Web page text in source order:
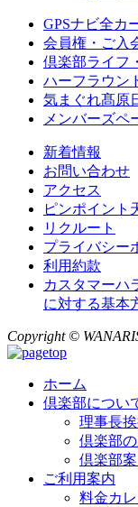
GPSナビ全カ
会員権・ご入
倶楽部ライフ
ハーフラウン
気まぐれ髙原
メンバーズペ
新着情報
お問い合わせ
アクセス
ピンポイント
リクルート
プライバシー
利用約款
カスタマーハ
に対する基本
Copyright ©
ホーム
倶楽部につい
理事長
倶楽部
倶楽部
ご利用案内
料金カ